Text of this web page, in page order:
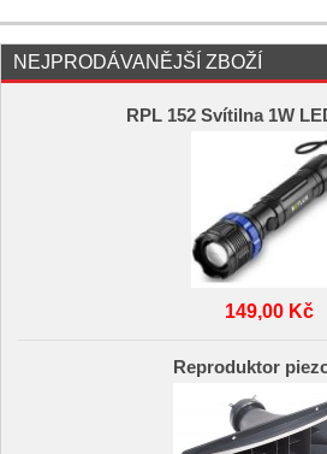
NEJPRODÁVANĚJŠÍ ZBOŽÍ
RPL 152 Svítilna 1W
149,00 Kč
Reproduktor